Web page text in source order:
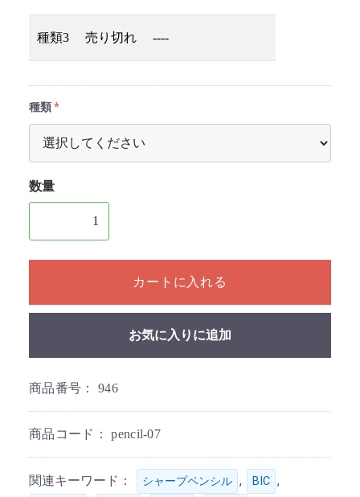
種類3 売り切れ ----
種類
数量
1個以上の数量を入力してください
カートに入れる
お気に入りに追加
商品番号： 946
商品コード：pencil-07
関連キーワード： シャープペンシル , BIC ,